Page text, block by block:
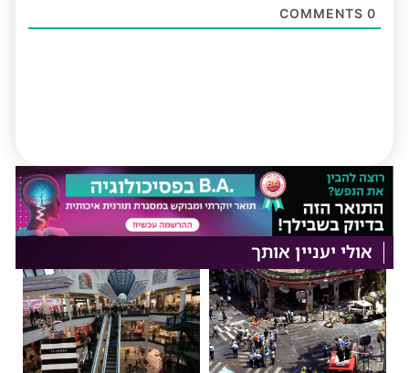
0
אולי יעניין אותך